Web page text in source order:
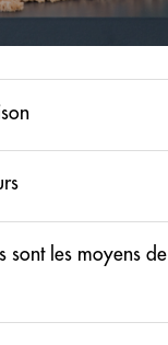
sont les moyens